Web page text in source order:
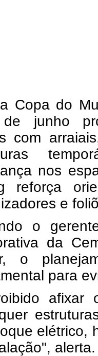
Copa do
junho
com
nos
reforça
e
o
da
o
para
afixar
elétrico,
alerta.